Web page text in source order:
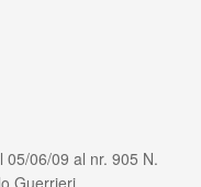
05/06/09 al nr. 905 N.
Guerrieri